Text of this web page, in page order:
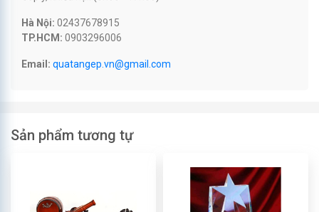
Hà Nội: 02437678915
TP.HCM: 0903296006
Email: quatangep.vn@gmail.com
Sản phẩm tương tự